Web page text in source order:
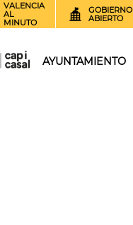
VALENCIA
AL
MINUTO
GOBIERNO
ABIERTO
AYUNTAMIENTO